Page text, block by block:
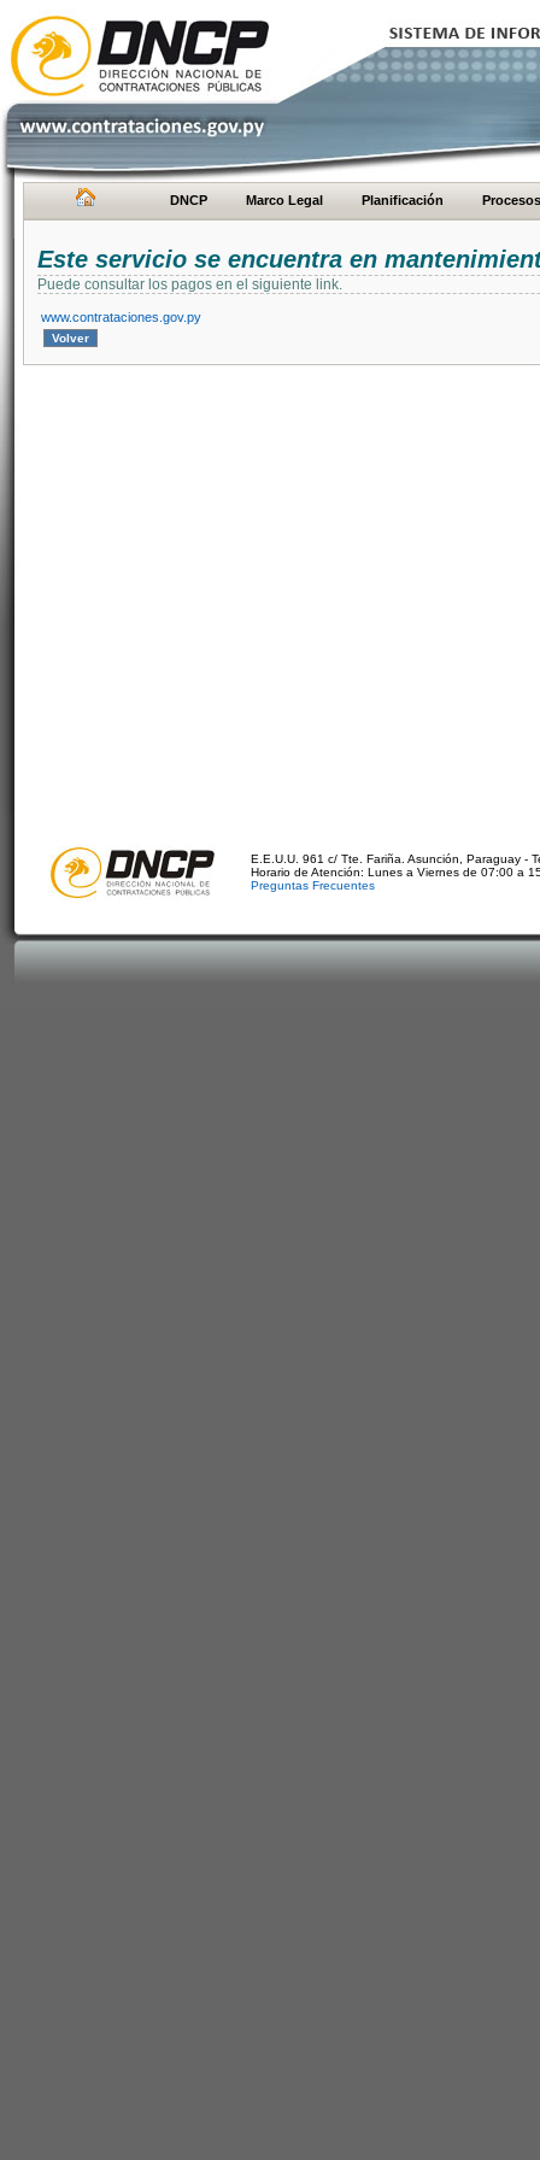
DNCP Marco Legal Planificación Procesos
Este servicio se encuentra en
Puede consultar los pagos en el siguiente link.
www.contrataciones.gov.py
E.E.U.U. 961 c/ Tte. Fariña. Asunción, Paraguay -
Horario de Atención: Lunes a Viernes de 07:00 a
Preguntas Frecuentes